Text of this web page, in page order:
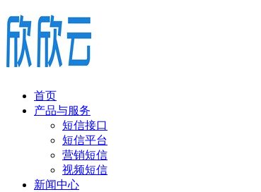
首页
产品与服务
短信接口
短信平台
营销短信
视频短信
新闻中心